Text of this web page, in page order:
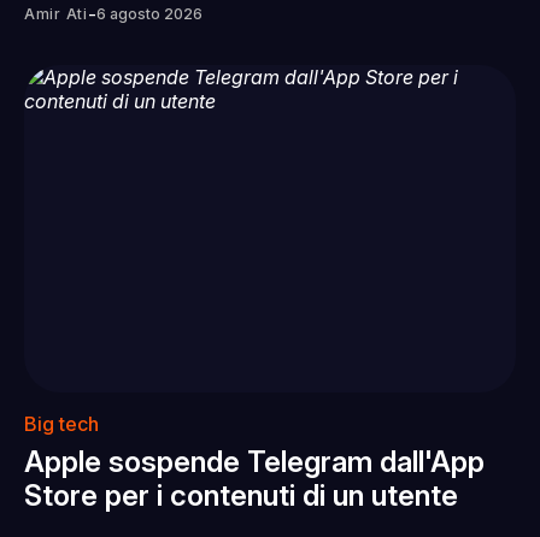
Amir Ati -6 agosto 2026
Big tech
Apple sospende Telegram dall'App
Store per i contenuti di un utente